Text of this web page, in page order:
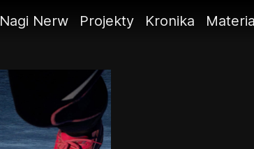
Nagi Nerw Projekty Kronika